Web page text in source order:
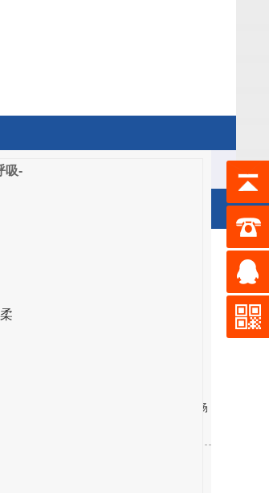
吸-
，如有不便，请见谅！
蹈音乐、推广全民健身运动，交谊舞、广场
会友，寻找志同道合的你一起共舞。